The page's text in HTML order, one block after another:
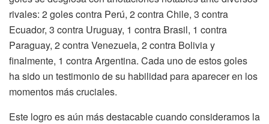
rivales: 2 goles contra Perú, 2 contra Chile, 3 contra
Ecuador, 3 contra Uruguay, 1 contra Brasil, 1 contra
Paraguay, 2 contra Venezuela, 2 contra Bolivia y
finalmente, 1 contra Argentina. Cada uno de estos goles
ha sido un testimonio de su habilidad para aparecer en los
momentos más cruciales.
Este logro es aún más destacable cuando consideramos la